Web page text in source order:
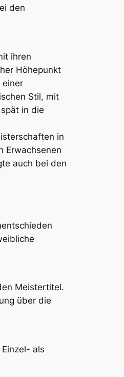
den
ihren
Höhepunkt
einer
Stil, mit
in die
in
Erwachsenen
auch bei den
Meistertitel.
über die
als